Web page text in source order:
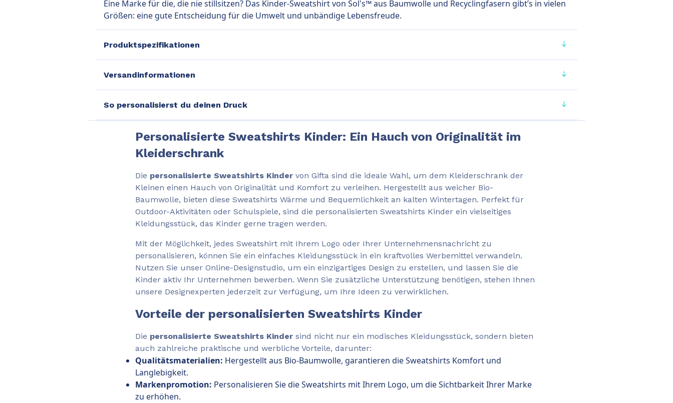
Eine Marke für die, die nie stillsitzen? Das Kinder-Sweatshirt von Sol's™ aus Baumwolle und Recyclingfasern gibt’s in vielen
Größen: eine gute Entscheidung für die Umwelt und unbändige Lebensfreude.
Produktspezifikationen
Versandinformationen
So personalisierst du deinen Druck
Personalisierte Sweatshirts Kinder: Ein Hauch von Originalität im
Kleiderschrank
Die personalisierte Sweatshirts Kinder von Gifta sind die ideale Wahl, um dem Kleiderschrank der
Kleinen einen Hauch von Originalität und Komfort zu verleihen. Hergestellt aus weicher Bio-
Baumwolle, bieten diese Sweatshirts Wärme und Bequemlichkeit an kalten Wintertagen. Perfekt für
Outdoor-Aktivitäten oder Schulspiele, sind die personalisierten Sweatshirts Kinder ein vielseitiges
Kleidungsstück, das Kinder gerne tragen werden.
Mit der Möglichkeit, jedes Sweatshirt mit Ihrem Logo oder Ihrer Unternehmensnachricht zu
personalisieren, können Sie ein einfaches Kleidungsstück in ein kraftvolles Werbemittel verwandeln.
Nutzen Sie unser Online-Designstudio, um ein einzigartiges Design zu erstellen, und lassen Sie die
Kinder aktiv Ihr Unternehmen bewerben. Wenn Sie zusätzliche Unterstützung benötigen, stehen Ihnen
unsere Designexperten jederzeit zur Verfügung, um Ihre Ideen zu verwirklichen.
Vorteile der personalisierten Sweatshirts Kinder
Die personalisierte Sweatshirts Kinder sind nicht nur ein modisches Kleidungsstück, sondern bieten
auch zahlreiche praktische und werbliche Vorteile, darunter:
Qualitätsmaterialien: Hergestellt aus Bio-Baumwolle, garantieren die Sweatshirts Komfort und
Langlebigkeit.
Markenpromotion: Personalisieren Sie die Sweatshirts mit Ihrem Logo, um die Sichtbarkeit Ihrer Marke
zu erhöhen.